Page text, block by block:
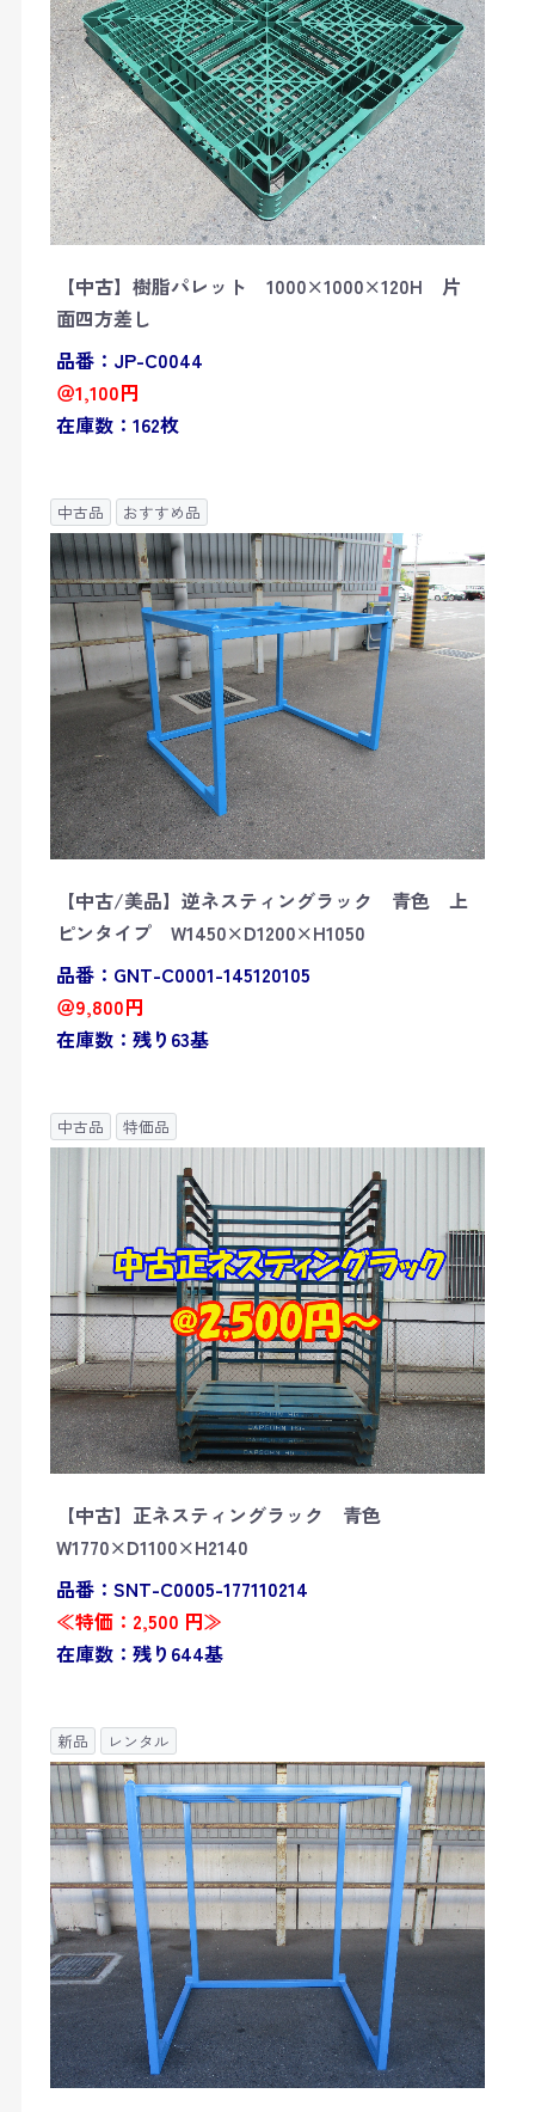
【中古】樹脂パレット 1000×1000×120H 片
面四方差し
品番：JP-C0044
＠1,100円
在庫数：162枚
中古品 おすすめ品
【中古/美品】逆ネスティングラック 青色 上
ピンタイプ W1450×D1200×H1050
品番：GNT-C0001-145120105
＠9,800円
在庫数：残り63基
中古品 特価品
【中古】正ネスティングラック 青色
W1770×D1100×H2140
品番：SNT-C0005-177110214
≪特価：2,500 円≫
在庫数：残り644基
新品 レンタル